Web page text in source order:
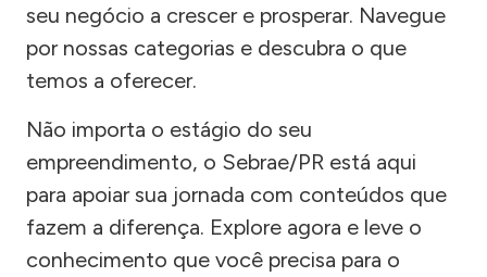
seu negócio a crescer e prosperar. Navegue
por nossas categorias e descubra o que
temos a oferecer.
Não importa o estágio do seu
empreendimento, o Sebrae/PR está aqui
para apoiar sua jornada com conteúdos que
fazem a diferença. Explore agora e leve o
conhecimento que você precisa para o